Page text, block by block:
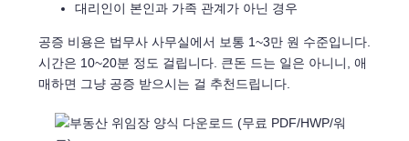
대리인이 본인과 가족 관계가 아닌 경우
공증 비용은 법무사 사무실에서 보통 1~3만 원 수준입니다.
시간은 10~20분 정도 걸립니다. 큰돈 드는 일은 아니니, 애
매하면 그냥 공증 받으시는 걸 추천드립니다.